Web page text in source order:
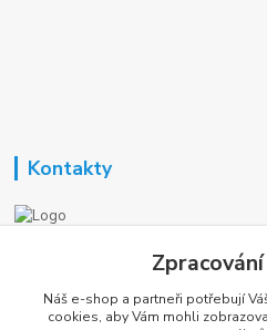
Kontakty
+420 723 362 738
Náš e-shop a partneři potřebují
cookies, aby Vám mohli